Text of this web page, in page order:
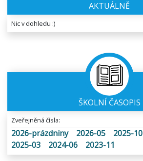
AKTUÁLNĚ
Nic v dohledu :)
ŠKOLNÍ ČASOPIS
Zveřejněná čísla:
2026-prázdniny 2026-05 2025-10
2025-03
2024-06 2023-11